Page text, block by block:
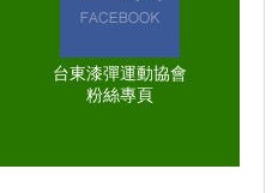
台東漆彈運動協會
粉絲專頁